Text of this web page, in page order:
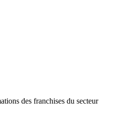
des franchises du secteur